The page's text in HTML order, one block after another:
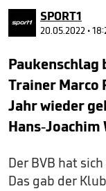
seconds
of
47
seconds
SPORT1
20.05.2022 •
Paukenschlag
Trainer Marco
Jahr wieder
Hans-
Der BVB hat
Das gab der